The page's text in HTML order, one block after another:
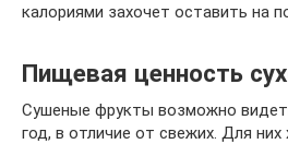
калориями захочет оставить на
Пищевая ценность
Сушеные фрукты возможно
год, в отличие от свежих. Для них